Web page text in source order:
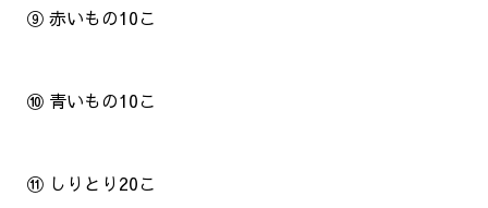
⑨ 赤いもの10こ
⑩ 青いもの10こ
⑪ しりとり20こ